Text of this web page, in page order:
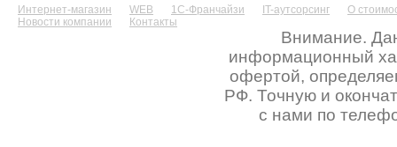
Интернет-магазин WEB 1С-Франчайзи IT-аутсорсинг
О
Новости компании
Контакты
Внимание.
информационный
офертой,
РФ. Точную и
с нами по